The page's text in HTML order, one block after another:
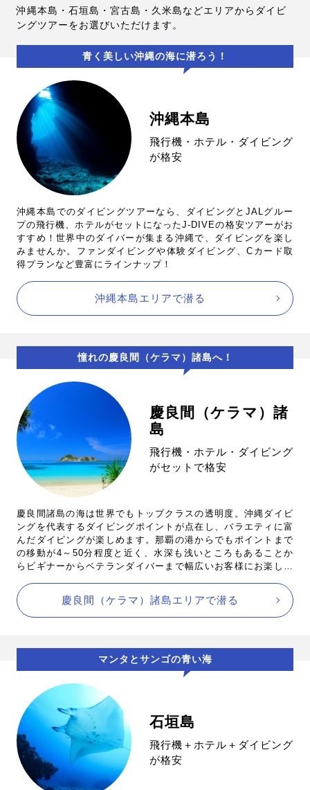
沖縄本島・石垣島・宮古島・久米島などエリアからダイビ
ングツアーをお選びいただけます。
青く美しい沖縄の海に潜ろう！
沖縄本島
飛行機・ホテル・ダイビング
が格安
沖縄本島でのダイビングツアーなら、ダイビングとJALグルー
プの飛行機、ホテルがセットになったJ-DIVEの格安ツアーがお
すすめ！世界中のダイバーが集まる沖縄で、ダイビングを楽し
みませんか。ファンダイビングや体験ダイビング、Cカード取
得プランなど豊富にラインナップ！
沖縄本島エリアで潜る
憧れの慶良間（ケラマ）諸島へ！
慶良間（ケラマ）諸
島
飛行機・ホテル・ダイビング
がセットで格安
慶良間諸島の海は世界でもトップクラスの透明度。沖縄ダイビ
ングを代表するダイビングポイントが点在し、バラエティに富
んだダイビングが楽しめます。那覇の港からでもポイントまで
の移動が4～50分程度と近く、水深も浅いところもあることか
らビギナーからベテランダイバーまで幅広いお客様にお楽しみ
慶良間（ケラマ）諸島エリアで潜る
マンタとサンゴの青い海
石垣島
飛行機＋ホテル＋ダイビング
が格安